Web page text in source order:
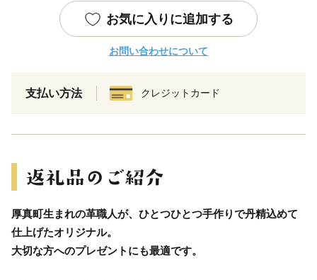
お気に入りに追加する
お問い合わせについて
支払い方法 クレジットカード
厚真町生まれの革職人が、ひとつひとつ手作りで丹精込めて
仕上げたオリジナル。
大切な方へのプレゼントにも最適です。